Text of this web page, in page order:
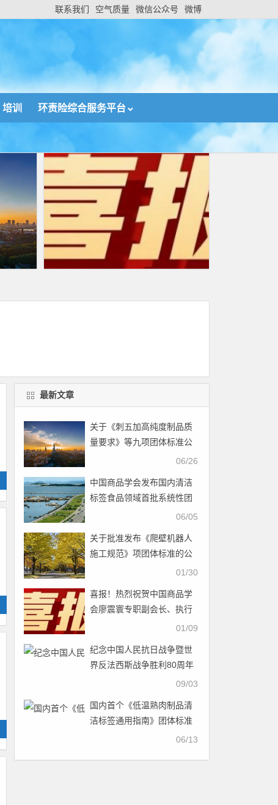
联系我们 空气质量 微信公众号 微博
培训 环责险综合服务平台
最新文章
关于《刺五加高纯度制品质
量要求》等九项团体标准公
06/26
中国商品学会发布国内清洁
标签食品领域首批系统性团
06/05
关于批准发布《爬壁机器人
施工规范》项团体标准的公
01/30
喜报！热烈祝贺中国商品学
会廖震寰专职副会长、执行
秘书长荣获农工党中央表彰
01/09
纪念中国人民抗日战争暨世
界反法西斯战争胜利80周年
大会在京隆重举行 天安门广
发表重要讲话并检阅受阅部
队
09/03
国内首个《低温熟肉制品清
洁标签通用指南》团体标准
06/13